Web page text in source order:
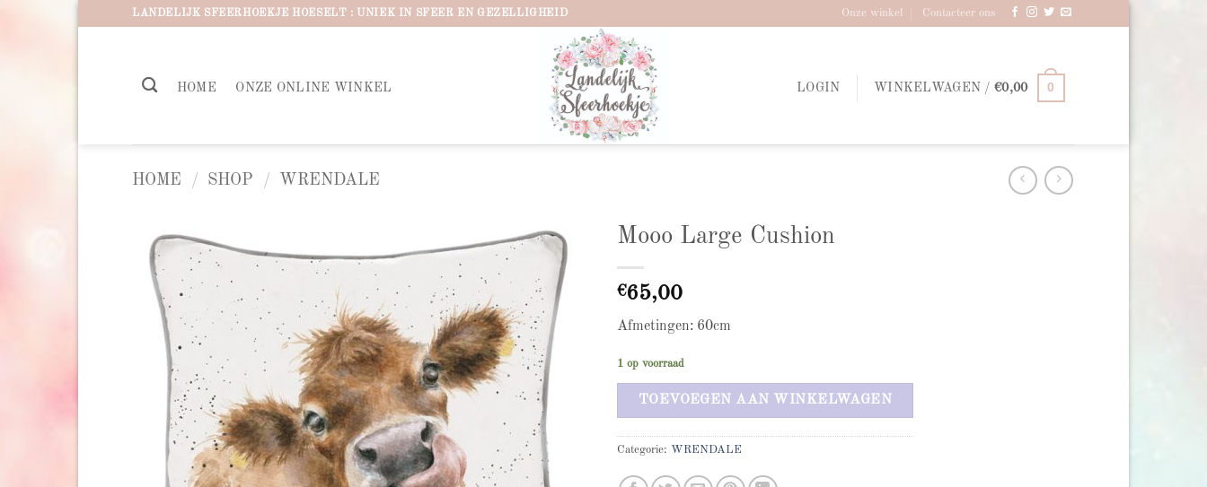
LANDELIJK SFEERHOEKJE HOESELT : UNIEK IN SFEER EN GEZELLIGHEID Onze winkel Contacteer ons
HOME ONZE ONLINE WINKEL LOGIN WINKELWAGEN /€0,00 0
HOME / SHOP / WRENDALE
Add to
wishlist
Mooo Large Cushion
€65,00
Afmetingen: 60cm
1 op voorraad
TOEVOEGEN AAN WINKELWAGEN
Categorie: WRENDALE